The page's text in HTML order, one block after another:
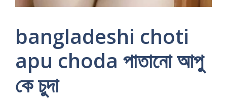
bangladeshi choti
apu choda পাতানো আপু
কে চুদা